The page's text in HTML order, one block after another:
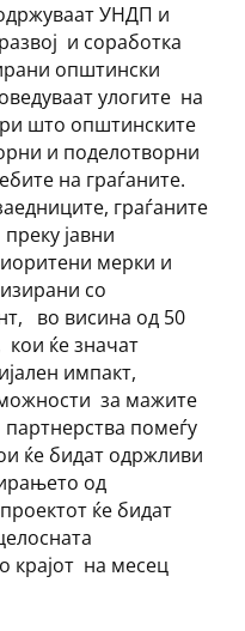
УНДП и
и соработка
општински
улогите на
што општинските
и поделотворни
на граѓаните.
граѓаните
јавни
мерки и
со
во висина од 50
кои ќе значат
импакт,
за мажите
помеѓу
ќе бидат одржливи
од
ќе бидат
крајот на месец